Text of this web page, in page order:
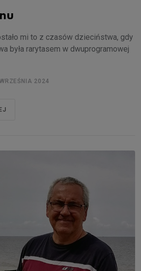
mi to z czasów dzieciństwa, gdy
była rarytasem w dwuprogramowej
2024